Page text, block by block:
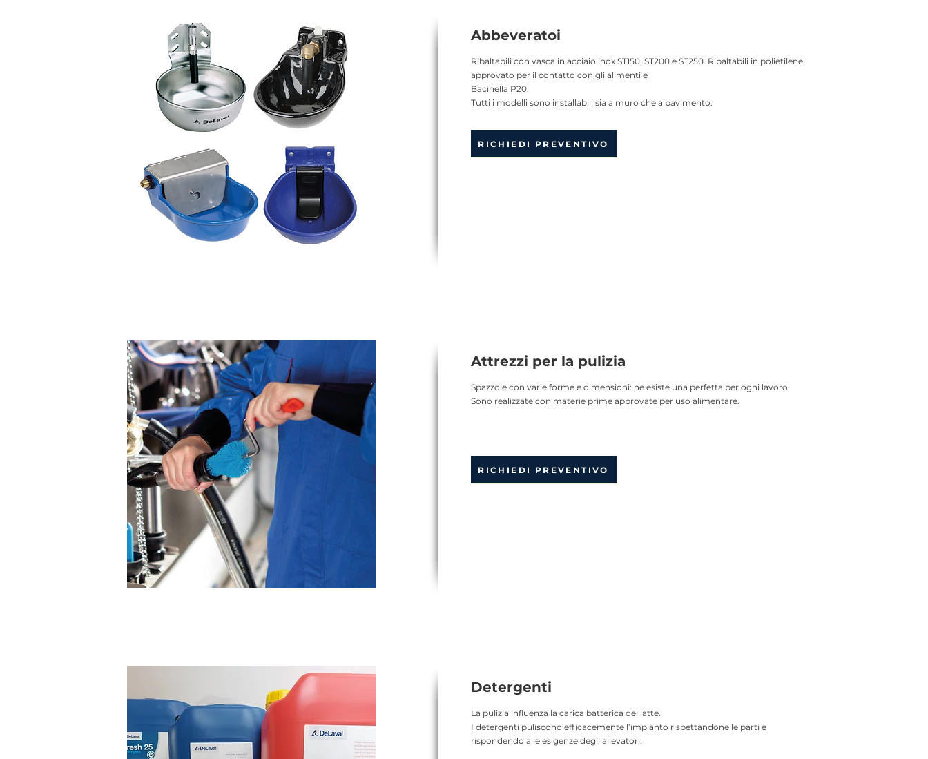
Abbeveratoi
Ribaltabili con vasca in acciaio inox ST150, ST200 e ST250. Ribaltabili in polietilene
approvato per il contatto con gli alimenti e
Bacinella P20.
Tutti i modelli sono installabili sia a muro che a pavimento.
RICHIEDI PREVENTIVO
Attrezzi per la pulizia
Spazzole con varie forme e dimensioni: ne esiste una perfetta per ogni lavoro!
Sono realizzate con materie prime approvate per uso alimentare.
RICHIEDI PREVENTIVO
Detergenti
La pulizia influenza la carica batterica del latte.
I detergenti puliscono efficacemente l’impianto rispettandone le parti e
rispondendo alle esigenze degli allevatori.